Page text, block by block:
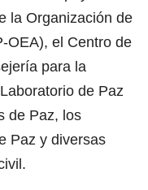
la Organización de
OEA), el Centro de
para la
de Paz
de Paz, los
Paz y diversas